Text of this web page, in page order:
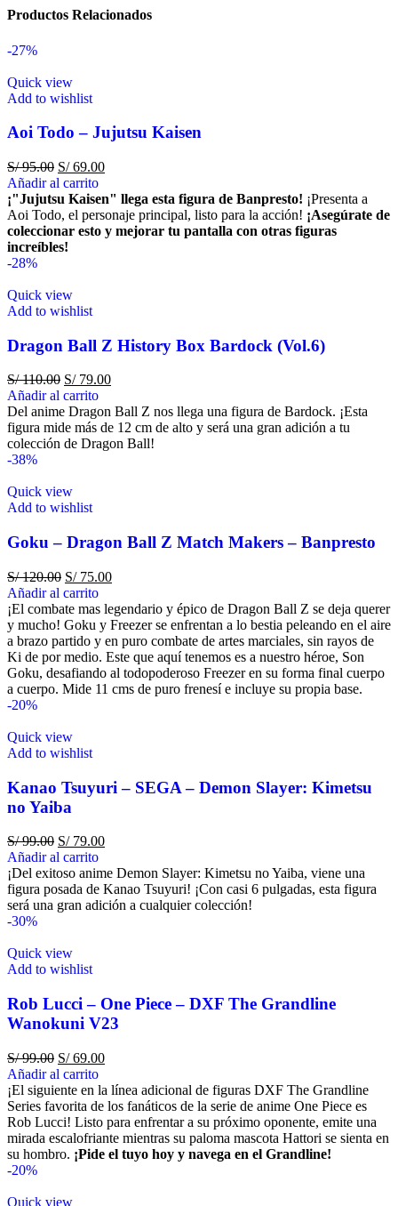
Productos Relacionados
-27%
Quick view
Add to wishlist
Aoi Todo – Jujutsu Kaisen
S/95.00 S/69.00
Añadir al carrito
¡"Jujutsu Kaisen" llega esta figura de Banpresto! ¡Presenta a
Aoi Todo, el personaje principal, listo para la acción! ¡Asegúrate de
coleccionar esto y mejorar tu pantalla con otras figuras
increíbles!
-28%
Quick view
Add to wishlist
Dragon Ball Z History Box Bardock (Vol.6)
S/110.00 S/79.00
Añadir al carrito
Del anime Dragon Ball Z nos llega una figura de Bardock. ¡Esta
figura mide más de 12 cm de alto y será una gran adición a tu
colección de Dragon Ball!
-38%
Quick view
Add to wishlist
Goku – Dragon Ball Z Match Makers – Banpresto
S/120.00 S/75.00
Añadir al carrito
¡El combate mas legendario y épico de Dragon Ball Z se deja querer
y mucho! Goku y Freezer se enfrentan a lo bestia peleando en el aire
a brazo partido y en puro combate de artes marciales, sin rayos de
Ki de por medio. Este que aquí tenemos es a nuestro héroe, Son
Goku, desafiando al todopoderoso Freezer en su forma final cuerpo
a cuerpo. Mide 11 cms de puro frenesí e incluye su propia base.
-20%
Quick view
Add to wishlist
Kanao Tsuyuri – SEGA – Demon Slayer: Kimetsu
no Yaiba
S/99.00 S/79.00
Añadir al carrito
¡Del exitoso anime Demon Slayer: Kimetsu no Yaiba, viene una
figura posada de Kanao Tsuyuri! ¡Con casi 6 pulgadas, esta figura
será una gran adición a cualquier colección!
-30%
Quick view
Add to wishlist
Rob Lucci – One Piece – DXF The Grandline
Wanokuni V23
S/99.00 S/69.00
Añadir al carrito
¡El siguiente en la línea adicional de figuras DXF The Grandline
Series favorita de los fanáticos de la serie de anime One Piece es
Rob Lucci! Listo para enfrentar a su próximo oponente, emite una
mirada escalofriante mientras su paloma mascota Hattori se sienta en
su hombro. ¡Pide el tuyo hoy y navega en el Grandline!
-20%
Quick view